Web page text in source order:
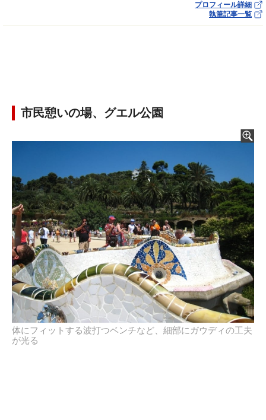
プロフィール詳細
執筆記事一覧
市民憩いの場、グエル公園
体にフィットする波打つベンチなど、細部にガウディの工夫
が光る